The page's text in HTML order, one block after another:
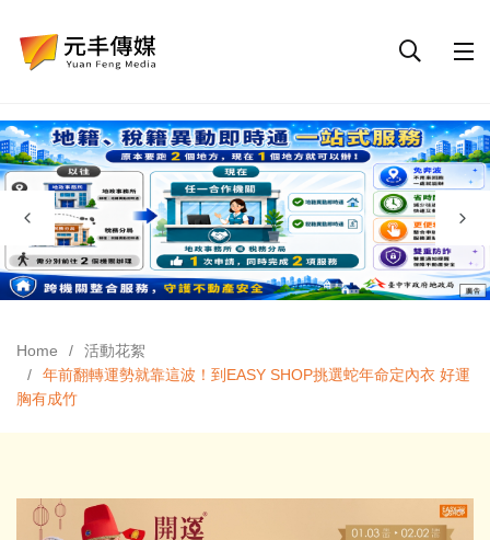
Home
活動花絮
年前翻轉運勢就靠這波！到EASY SHOP挑選蛇年命定內衣 好運
胸有成竹